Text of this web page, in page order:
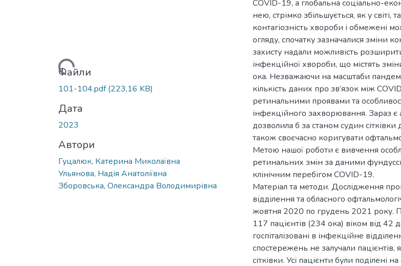
Вантажиться...
Файли
101-104.pdf(223,16 KB)
Дата
2023
Автори
Гуцалюк, Катерина Миколаївна
Ульянова, Надія Анатоліївна
Зборовська, Олександра Володимирівна
COVID-19, а глобальна соціально-
нею, стрімко збільшується, як у світі,
контагіозність хвороби і обмежені
огляду, спочатку зазначалися зміни
захисту надали можливість
інфекційної хвороби, що містять
ока. Незважаючи на масштаби
кількість даних про зв’язок між
ретинальними проявами та
інфекційного захворювання. Зараз є
дозволила б за станом судин сітківки
також своєчасно коригувати
Метою нашої роботи є вивчення
ретинальних змін за даними
клінічним перебігом COVID-19.
Матеріал та методи. Дослідження
відділення та обласного
жовтня 2020 по грудень 2021 року.
117 пацієнтів (234 ока) віком від 42
госпіталізовані в інфекційне
спостережень не залучали пацієнтів,
сітківки. Усі пацієнти були поділені